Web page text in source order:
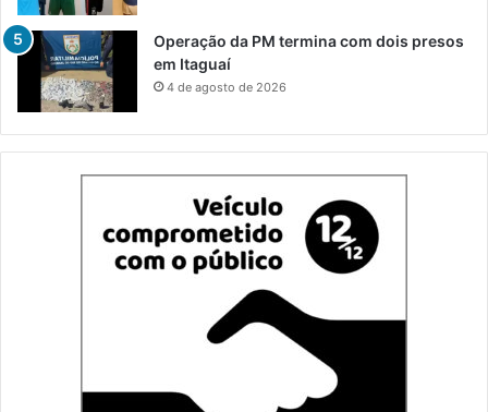
Operação da PM termina com dois presos
em Itaguaí
4 de agosto de 2026